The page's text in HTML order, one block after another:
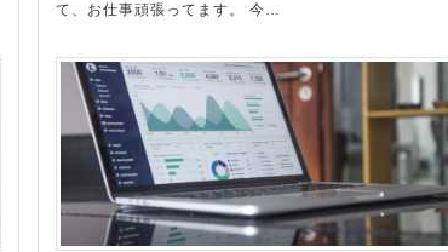
て、お仕事頑張ってます。 今…